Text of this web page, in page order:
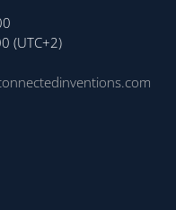
(UTC+2)